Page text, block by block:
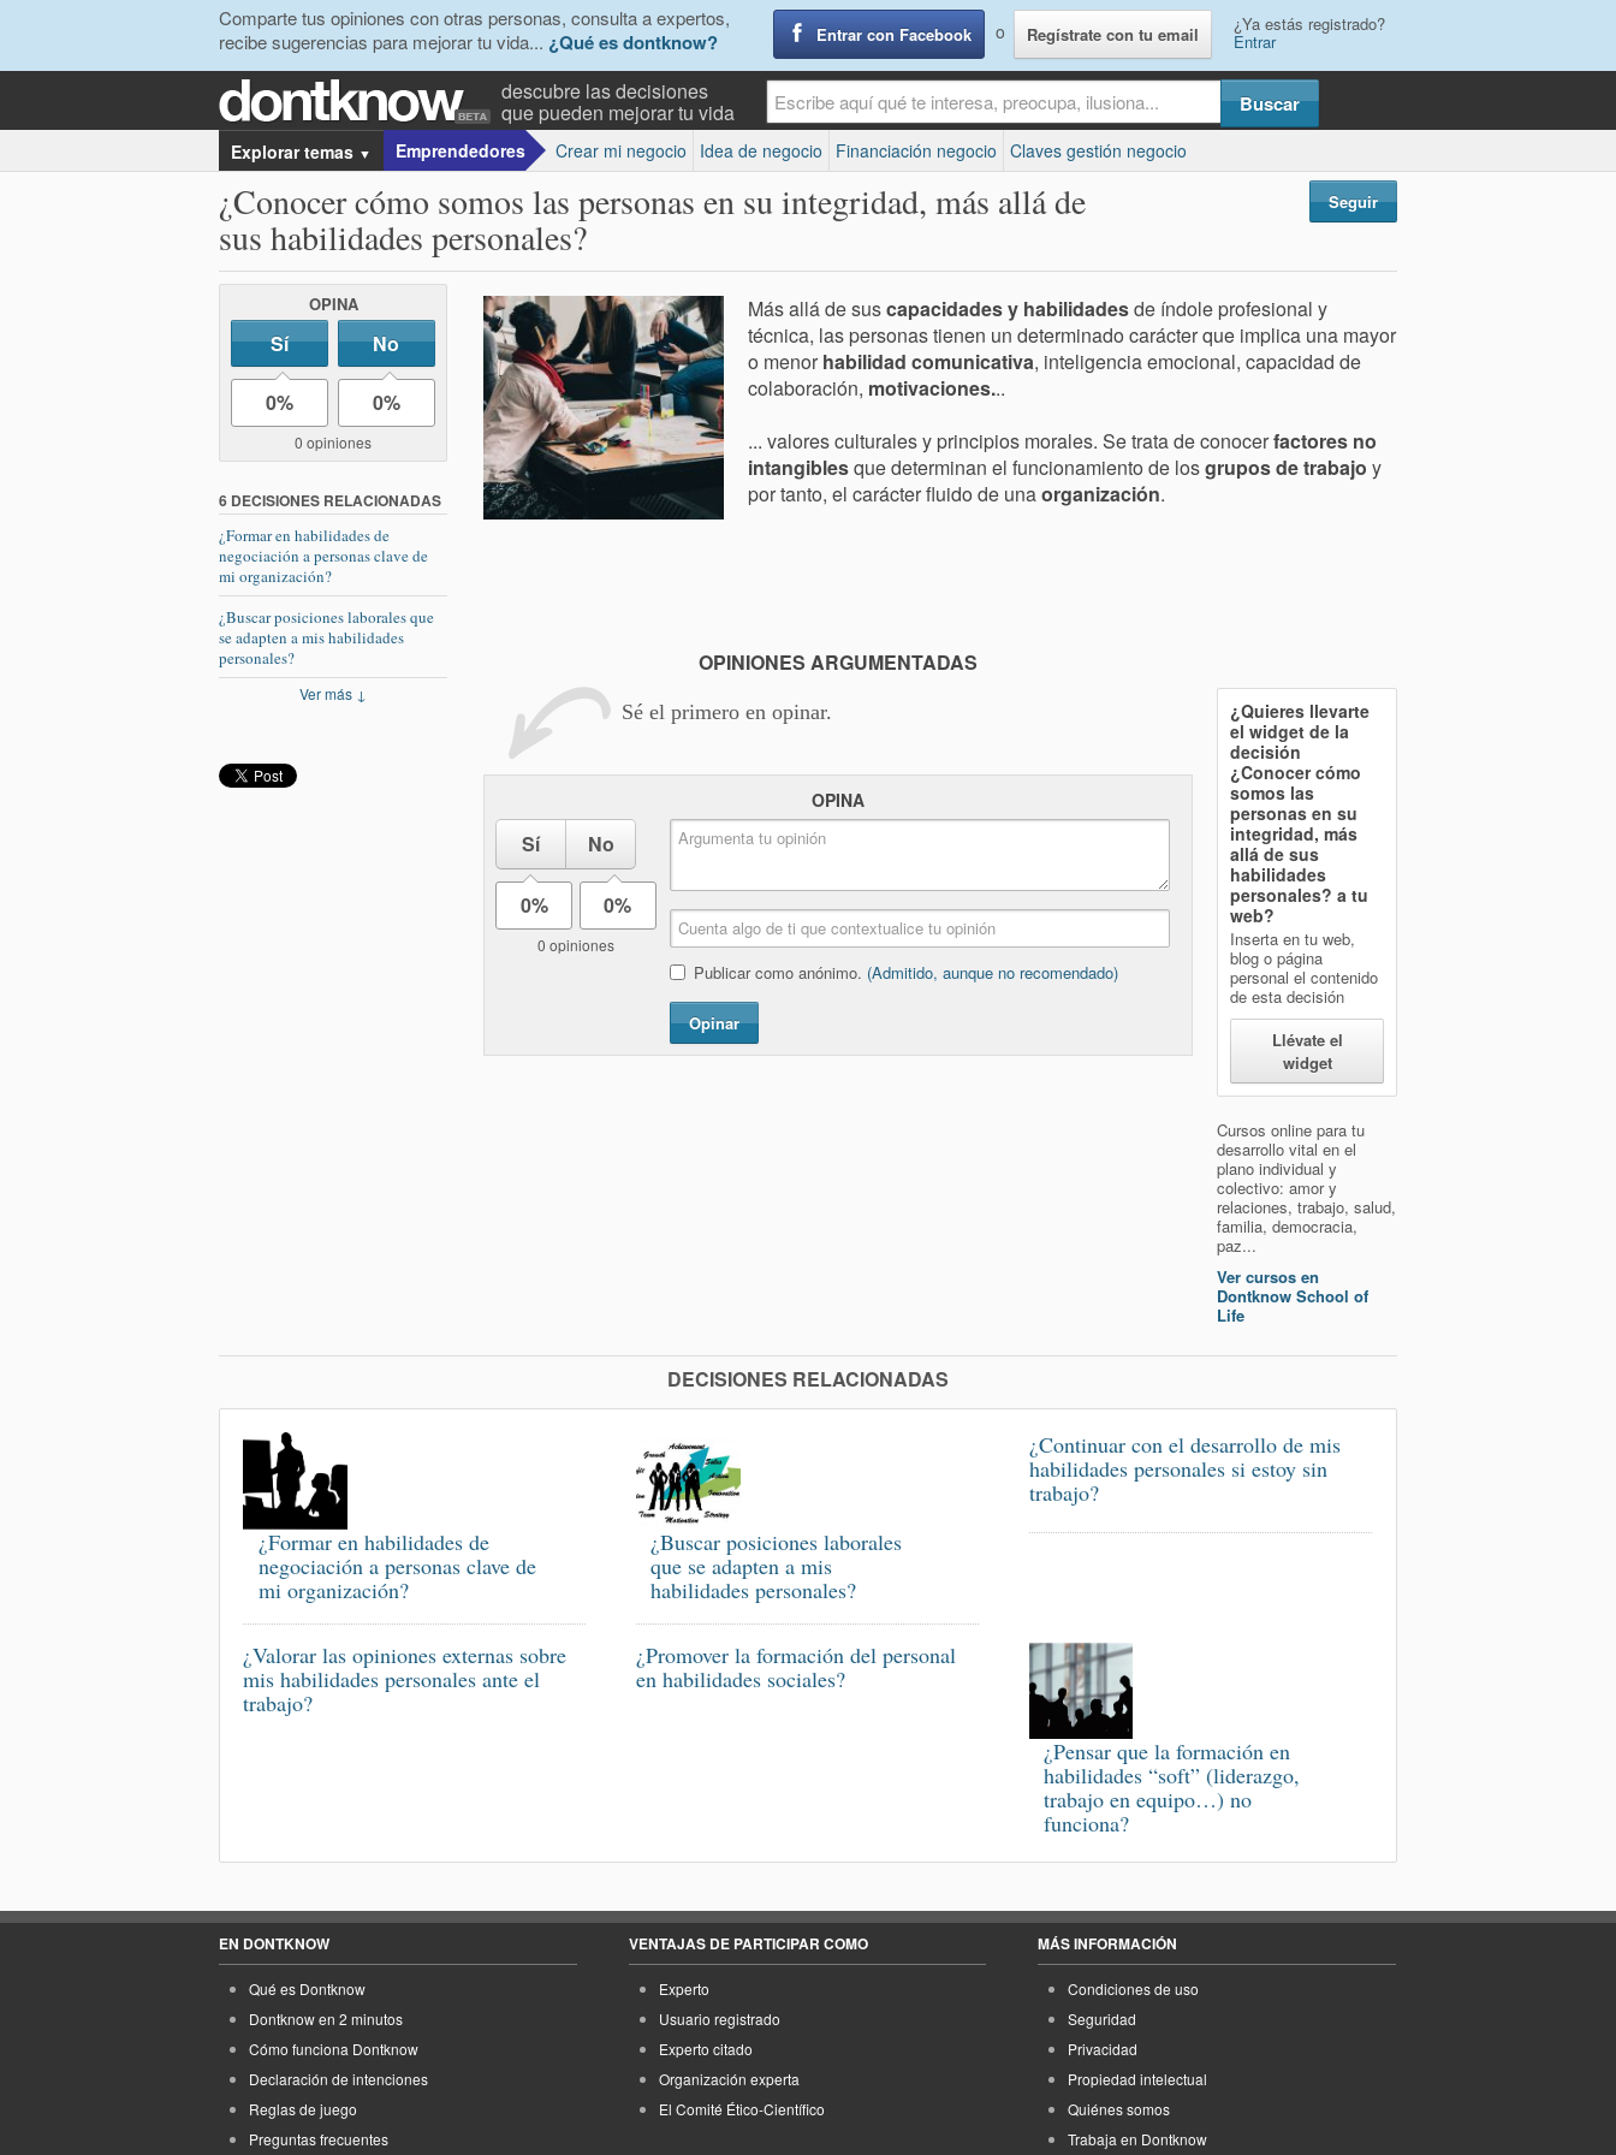
Comparte tus opiniones con otras personas, consulta a expertos,
recibe sugerencias para mejorar tu vida... ¿Qué es dontknow? Entrar con Facebook o Regístrate con tu email ¿Ya estás registrado?
Entrar
descubre las decisiones
que pueden mejorar tu vida
Explorar temas ▼ Emprendedores Crear mi negocio Idea de negocio Financiación negocio Claves gestión negocio
¿Conocer cómo somos las personas en su integridad, más allá de
sus habilidades personales?
Seguir
OPINA
Sí No
0% 0%
0 opiniones
6 DECISIONES RELACIONADAS
¿Formar en habilidades de
negociación a personas clave de
mi organización?
¿Buscar posiciones laborales que
se adapten a mis habilidades
personales?
Ver más ↓
Más allá de suscapacidades y habilidadesde índole profesional y
técnica, las personas tienen un determinado carácter que implica una mayor
o menor habilidad comunicativa, inteligencia emocional, capacidad de
colaboración, motivaciones...
... valores culturales y principios morales. Se trata de conocerfactores no
intangiblesque determinan el funcionamiento de losgrupos de trabajo y
por tanto, el carácter fluido de unaorganización.
OPINIONES ARGUMENTADAS
Sé el primero en opinar.
OPINA
Sí No
0% 0%
0 opiniones
Publicar como anónimo. (Admitido, aunque no recomendado)
Opinar
¿Quieres llevarte
el widget de la
decisión
¿Conocer cómo
somos las
personas en su
integridad, más
allá de sus
habilidades
personales? a tu
web?
Inserta en tu web,
blog o página
personal el contenido
de esta decisión
Llévate el
widget
Cursos online para tu
desarrollo vital en el
plano individual y
colectivo: amor y
relaciones, trabajo, salud,
familia, democracia,
paz...
Ver cursos en
Dontknow School of
Life
DECISIONES RELACIONADAS
¿Formar en habilidades de
negociación a personas clave de
mi organización?
¿Buscar posiciones laborales
que se adapten a mis
habilidades personales?
¿Continuar con el desarrollo de mis
habilidades personales si estoy sin
trabajo?
¿Valorar las opiniones externas sobre
mis habilidades personales ante el
trabajo?
¿Promover la formación del personal
en habilidades sociales?
¿Pensar que la formación en
habilidades “soft” (liderazgo,
trabajo en equipo…) no
funciona?
EN DONTKNOW
Qué es Dontknow
Dontknow en 2 minutos
Cómo funciona Dontknow
Declaración de intenciones
Reglas de juego
Preguntas frecuentes
VENTAJAS DE PARTICIPAR COMO
Experto
Usuario registrado
Experto citado
Organización experta
El Comité Ético-Científico
MÁS INFORMACIÓN
Condiciones de uso
Seguridad
Privacidad
Propiedad intelectual
Quiénes somos
Trabaja en Dontknow